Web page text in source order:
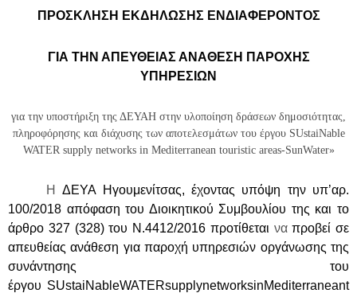
ΠΡΟΣΚΛΗΣΗ ΕΚΔΗΛΩΣΗΣ ΕΝΔΙΑΦΕΡΟΝΤΟΣ
ΓΙΑ ΤΗΝ ΑΠΕΥΘΕΙΑΣ ΑΝΑΘΕΣΗ ΠΑΡΟΧΗΣ
ΥΠΗΡΕΣΙΩΝ
για την υποστήριξη της ΔΕΥΑΗ στην υλοποίηση δράσεων δημοσιότητας,
πληροφόρησης και διάχυσης των αποτελεσμάτων του έργου SUstaiNable
WATER supply networks in Mediterranean touristic areas-SunWater»
ΗΔΕΥΑ Ηγουμενίτσας, έχοντας υπόψη την υπ’αρ.
100/2018 απόφαση του Διοικητικού Συμβουλίου της και το
άρθρο 327 (328) του Ν.4412/2016 προτίθεται ναπροβεί σε
απευθείας ανάθεση για παροχή υπηρεσιών οργάνωσης της
συνάντησης του
έργου SUstaiNableWATERsupplynetworksinMediterraneant